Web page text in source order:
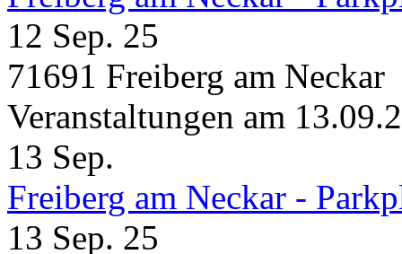
12 Sep. 25
71691 Freiberg am Neckar
Veranstaltungen am
13 Sep.
Freiberg am Neckar -
13 Sep. 25